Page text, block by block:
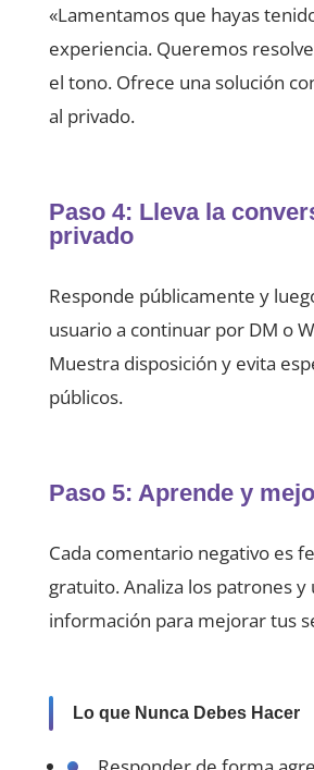
«Lamentamos que hayas
experiencia. Queremos
el tono. Ofrece una solución
al privado.
Paso 4: Lleva la
privado
Responde públicamente y
usuario a continuar por DM o
Muestra disposición y evita
públicos.
Paso 5: Aprende y
Cada comentario negativo es
gratuito. Analiza los patrones y
información para mejorar tus
Lo que Nunca Debes Hacer